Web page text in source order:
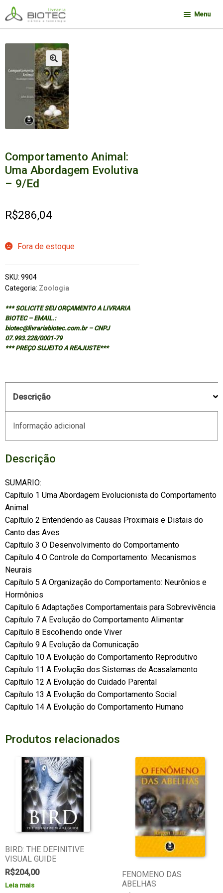
Pular
para
navegação
Pular
para
o
conteúdo
Menu
🔍
Comportamento Animal:
Uma Abordagem Evolutiva
– 9/Ed
R$286,04
Fora de estoque
SKU: 9904
Categoria: Zoologia
*** SOLICITE SEU ORÇAMENTO A LIVRARIA
BIOTEC – EMAIL.:
biotec@livrariabiotec.com.br – CNPJ
07.993.228/0001-79
*** PREÇO SUJEITO A REAJUSTE***
Descrição
Informação adicional
Descrição
SUMARIO:
Capítulo 1 Uma Abordagem Evolucionista do Comportamento
Animal
Capítulo 2 Entendendo as Causas Proximais e Distais do
Canto das Aves
Capítulo 3 O Desenvolvimento do Comportamento
Capítulo 4 O Controle do Comportamento: Mecanismos
Neurais
Capítulo 5 A Organização do Comportamento: Neurônios e
Hormônios
Capítulo 6 Adaptações Comportamentais para Sobrevivência
Capítulo 7 A Evolução do Comportamento Alimentar
Capítulo 8 Escolhendo onde Viver
Capítulo 9 A Evolução da Comunicação
Capítulo 10 A Evolução do Comportamento Reprodutivo
Capítulo 11 A Evolução dos Sistemas de Acasalamento
Capítulo 12 A Evolução do Cuidado Parental
Capítulo 13 A Evolução do Comportamento Social
Capítulo 14 A Evolução do Comportamento Humano
Produtos relacionados
BIRD: THE DEFINITIVE
VISUAL GUIDE
R$204,00
Leia mais
FENOMENO DAS
ABELHAS